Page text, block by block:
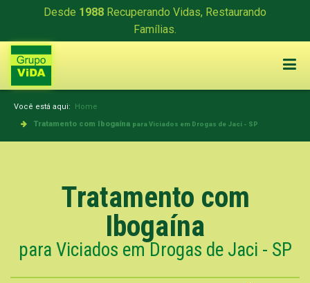
Desde 1988 Recuperando Vidas, Restaurando
Famílias.
Você está aqui: Home
Tratamento com Ibogaína para Viciados em Drogas de Jaci - SP
Tratamento com
Ibogaína
para Viciados em Drogas de Jaci - SP